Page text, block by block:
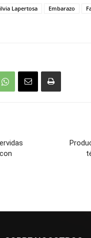
Lapertosa Embarazo